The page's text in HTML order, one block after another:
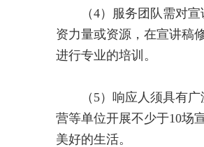
（4）服务团队需对宣
资力量或资源，在宣讲稿
进行专业的培训。
（5）响应人须具有广
营等单位开展不少于10场
美好的生活。